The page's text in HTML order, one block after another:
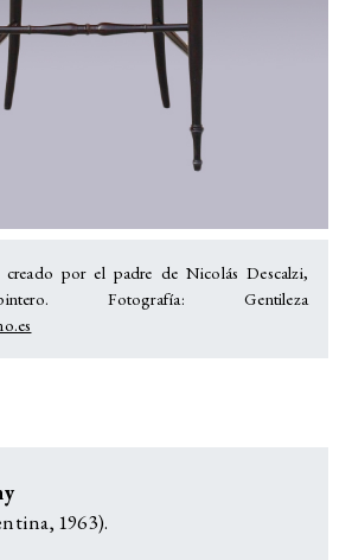
por el padre de Nicolás Descalzi,
Fotografía: Gentileza
1963).